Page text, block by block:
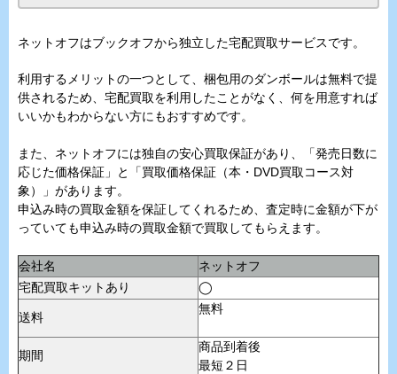
ネットオフはブックオフから独立した宅配買取サービスです。
利用するメリットの一つとして、梱包用のダンボールは無料で提
供されるため、宅配買取を利用したことがなく、何を用意すれば
いいかもわからない方にもおすすめです。
また、ネットオフには独自の安心買取保証があり、「発売日数に
応じた価格保証」と「買取価格保証（本・DVD買取コース対
象）」があります。
申込み時の買取金額を保証してくれるため、査定時に金額が下が
っていても申込み時の買取金額で買取してもらえます。
会社名
ネットオフ
宅配買取キットあり
◯
送料
無料
期間
商品到着後
最短２日